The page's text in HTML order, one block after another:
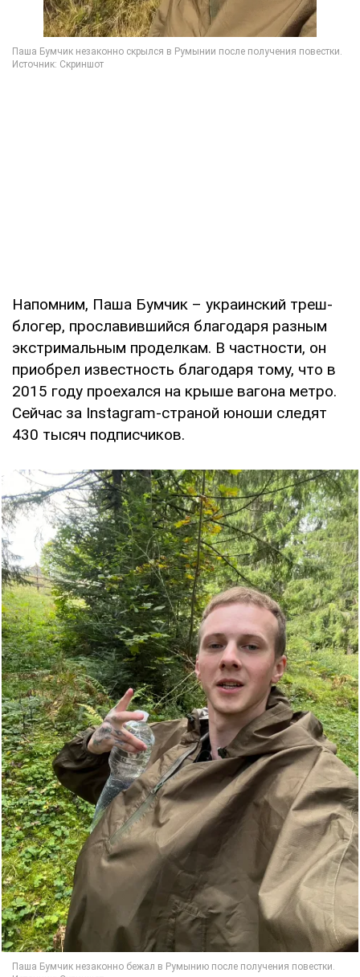
Напомним, Паша Бумчик – украинский треш-
блогер, прославившийся благодаря разным
экстримальным проделкам. В частности, он
приобрел известность благодаря тому, что в
2015 году проехался на крыше вагона метро.
Сейчас за Instagram-страной юноши следят
430 тысяч подписчиков.